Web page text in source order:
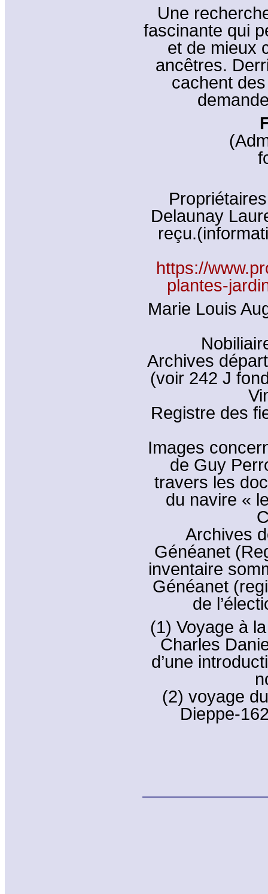
Une
fascinante qui
et de mieux
ancêtres.
cachent
Delaunay
https://
plantes-
Marie Louis
Archives
(voir 242 J
Registre des
Images
de Guy
travers les
du navire «
Archives
Généanet
inventaire
Généanet
de
(1) Voyage à
Charles
d’une
(2) voyage
Dieppe-